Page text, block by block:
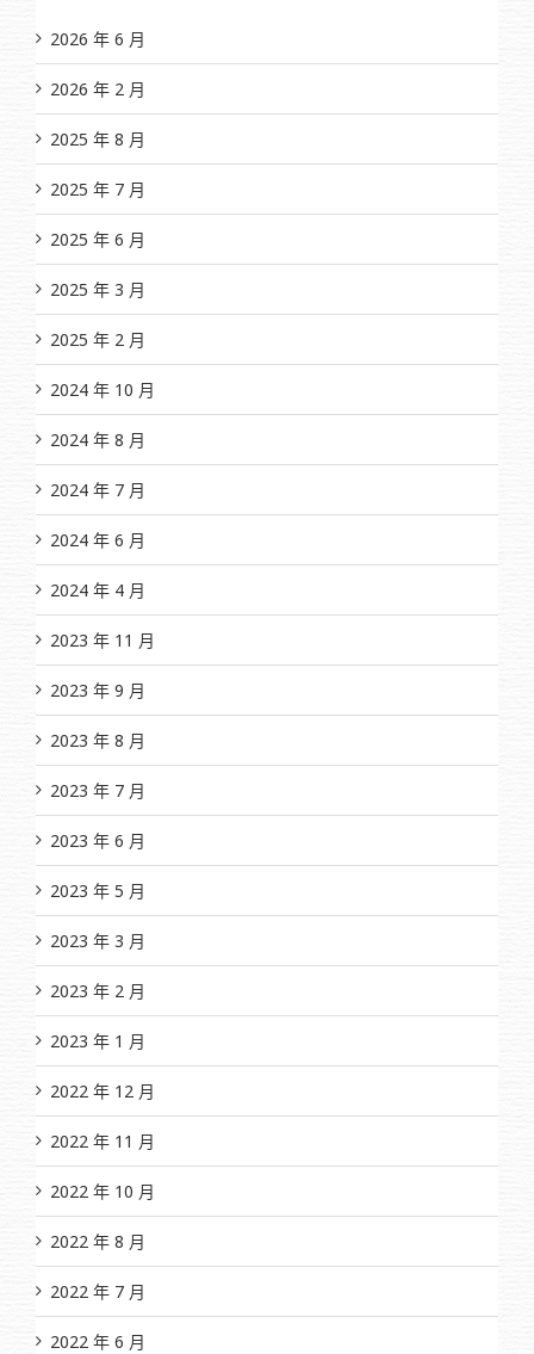
2026 年 6 月
2026 年 2 月
2025 年 8 月
2025 年 7 月
2025 年 6 月
2025 年 3 月
2025 年 2 月
2024 年 10 月
2024 年 8 月
2024 年 7 月
2024 年 6 月
2024 年 4 月
2023 年 11 月
2023 年 9 月
2023 年 8 月
2023 年 7 月
2023 年 6 月
2023 年 5 月
2023 年 3 月
2023 年 2 月
2023 年 1 月
2022 年 12 月
2022 年 11 月
2022 年 10 月
2022 年 8 月
2022 年 7 月
2022 年 6 月